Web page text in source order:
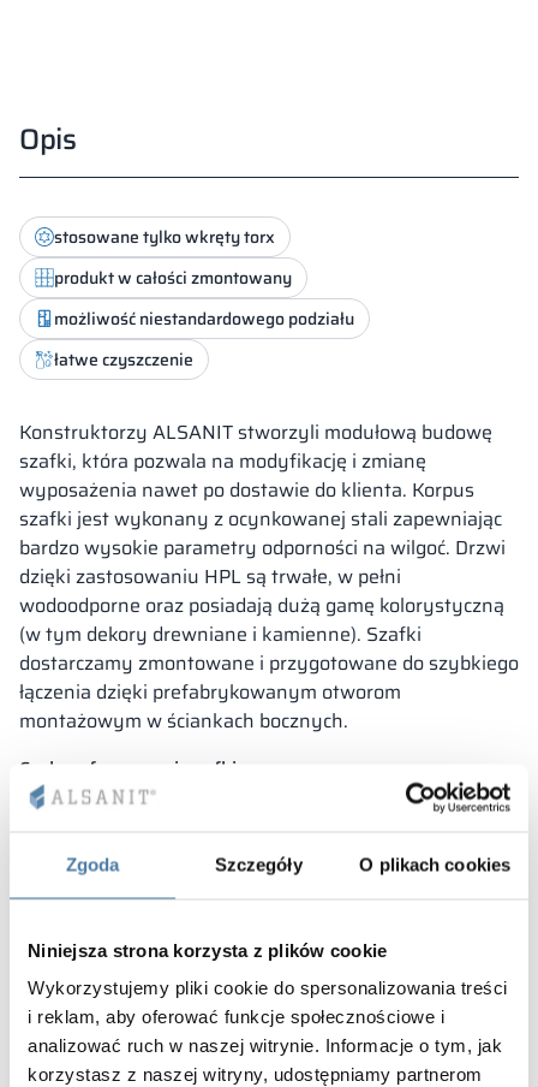
Zgoda Szczegóły O plikach cookies
Niniejsza strona korzysta z plików cookie
Wykorzystujemy pliki cookie do spersonalizowania treści
i reklam, aby oferować funkcje społecznościowe i
analizować ruch w naszej witrynie. Informacje o tym, jak
korzystasz z naszej witryny, udostępniamy partnerom
Opis
stosowane tylko wkręty torx
produkt w całości zmontowany
możliwość niestandardowego podziału
łatwe czyszczenie
Konstruktorzy ALSANIT stworzyli modułową budowę
szafki, która pozwala na modyfikację i zmianę
wyposażenia nawet po dostawie do klienta. Korpus
szafki jest wykonany z ocynkowanej stali zapewniając
bardzo wysokie parametry odporności na wilgoć. Drzwi
dzięki zastosowaniu HPL są trwałe, w pełni
wodoodporne oraz posiadają dużą gamę kolorystyczną
(w tym dekory drewniane i kamienne). Szafki
dostarczamy zmontowane i przygotowane do szybkiego
łączenia dzięki prefabrykowanym otworom
montażowym w ściankach bocznych.
Cechy oferowanej szafki:
szafka posiada modułową budowę – możesz
szafka wykonana z blachy stalowej,
nierdzewne zawiasy niewidoczne z zewnątrz,
czystości ,
korpus wentylowany,
wzmocnione drzwi wyposażone w silikonowe
odbojniki.